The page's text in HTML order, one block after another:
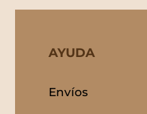
AYUDA
Envíos